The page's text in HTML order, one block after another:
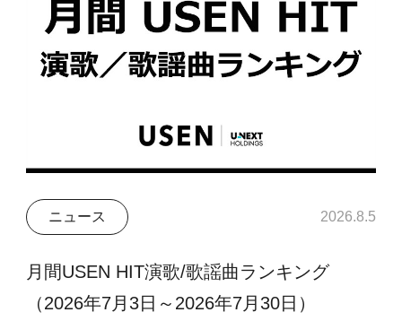
ニュース 2026.8.5
月間USEN HIT演歌/歌謡曲ランキング
（2026年7月3日～2026年7月30日）